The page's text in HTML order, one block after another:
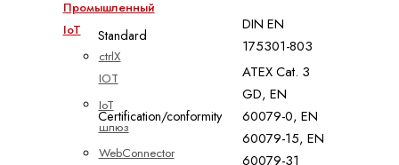
Промышленный
IoT
ctrlX
IOT
IoT
шлюз
WebConnector
Standard
DIN EN
175301-803
Certification/conformity
ATEX Cat. 3
GD, EN
60079-0, EN
60079-15, EN
60079-31